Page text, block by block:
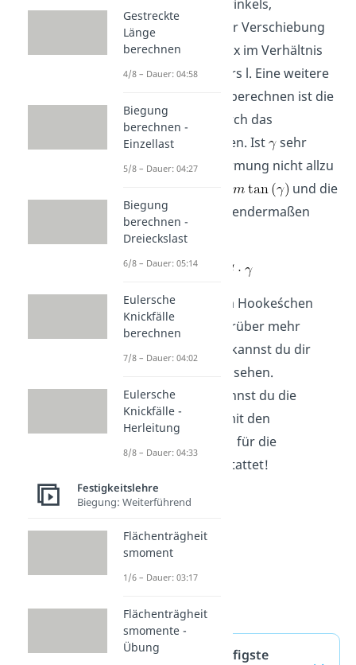
Tangens des Scherwinkels,
beziehungsweise der Verschiebung
der Fläche um Delta x im Verhältnis
zur Höhe des Körpers l. Eine weitere
Möglichkeit dies zu berechnen ist die
Schubspannung durch das
Gleitmodul G zu teilen. Ist
sehr
klein, also die Verformung nicht allzu
und die
Gleichung kann folgendermaßen
umgestellt werden.
Dies gilt gemäß dem Hooke´schen
Gesetz. Wenn du darüber mehr
erfahren möchtest, kannst du dir
unser Video dazu ansehen.
Sehr schön! Nun kennst du die
Scherung und bist mit den
wichtigsten Formeln für die
Berechnung ausgestattet!
Scherung — häufigste
Gestreckte
Länge
berechnen
4/8 – Dauer: 04:58
Biegung
berechnen -
Einzellast
5/8 – Dauer: 04:27
Biegung
berechnen -
Dreieckslast
6/8 – Dauer: 05:14
Eulersche
Knickfälle
berechnen
7/8 – Dauer: 04:02
Eulersche
Knickfälle -
Herleitung
8/8 – Dauer: 04:33
Festigkeitslehre
Biegung: Weiterführend
Flächenträgheit
smoment
1/6 – Dauer: 03:17
Flächenträgheit
smomente -
Übung